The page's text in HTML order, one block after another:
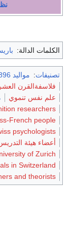
الكلمات الدالة:
تصنيفات: مواليد 1896
فلاسفةالقرن
علم نفس تنموي
researchers
French people
psychologists
أعضاء هيئة
of Zurich
in Switzerland
and theorists